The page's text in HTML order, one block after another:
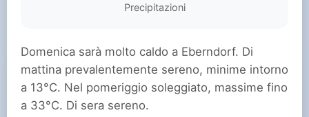
Precipitazioni
Domenica sarà molto caldo a Eberndorf. Di
mattina prevalentemente sereno, minime intorno
a 13°C. Nel pomeriggio soleggiato, massime fino
a 33°C. Di sera sereno.